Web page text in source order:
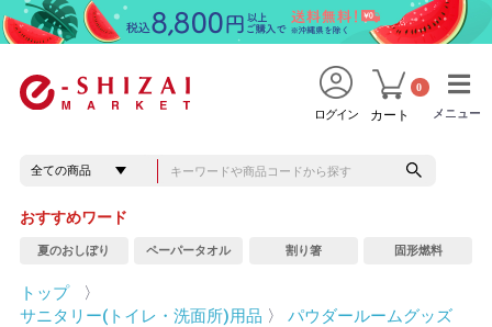
メニュー
メニュー
ログイン カート
0
おすすめワード
夏のおしぼり ペーパータオル 割り箸 固形燃料
トップ
〉
サニタリー(トイレ・洗面所)用品 〉 パウダールームグッズ